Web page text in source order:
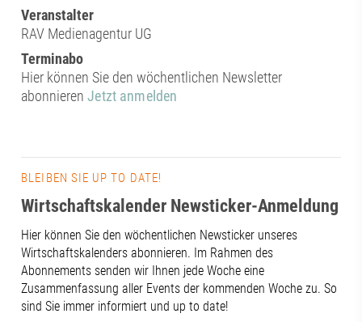
Veranstalter
RAV Medienagentur UG
Terminabo
Hier können Sie den wöchentlichen Newsletter
abonnierenJetzt anmelden
BLEIBEN SIE UP TO DATE!
Wirtschaftskalender Newsticker-Anmeldung
Hier können Sie den wöchentlichen Newsticker unseres
Wirtschaftskalenders abonnieren. Im Rahmen des
Abonnements senden wir Ihnen jede Woche eine
Zusammenfassung aller Events der kommenden Woche zu. So
sind Sie immer informiert und up to date!